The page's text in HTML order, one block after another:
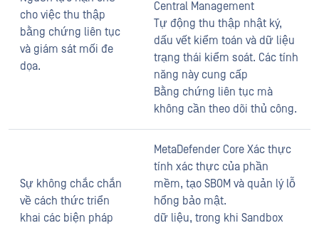
cho việc thu thập
bằng chứng liên tục
và giám sát mối đe
dọa.
Central Management
Tự động thu thập nhật ký,
dấu vết kiểm toán và dữ liệu
trạng thái kiểm soát. Các tính
năng này cung cấp
Bằng chứng liên tục mà
không cần theo dõi thủ công.
Sự không chắc chắn
về cách thức triển
khai các biện pháp
MetaDefender Core Xác thực
tính xác thực của phần
mềm, tạo SBOM và quản lý lỗ
hổng bảo mật.
dữ liệu, trong khi Sandbox